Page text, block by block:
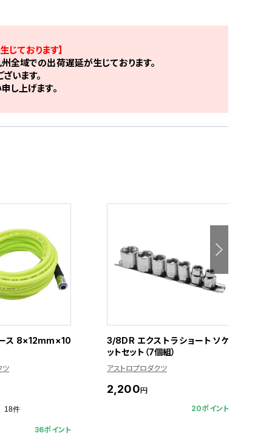
ております】
全域での出荷遅延が生じております。
います。
し上げます。
ス 8×12mm×10
ツ
18件
36ポイント
3/8DR エクストラショートソケ
ットセット（7個組）
アストロプロダクツ
2,200円
20ポイント